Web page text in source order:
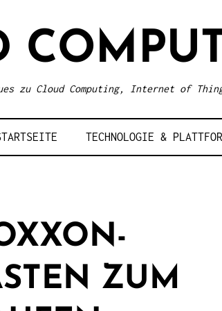
zu Cloud Computing, Internet of
TECHNOLOGIE &
ZUM